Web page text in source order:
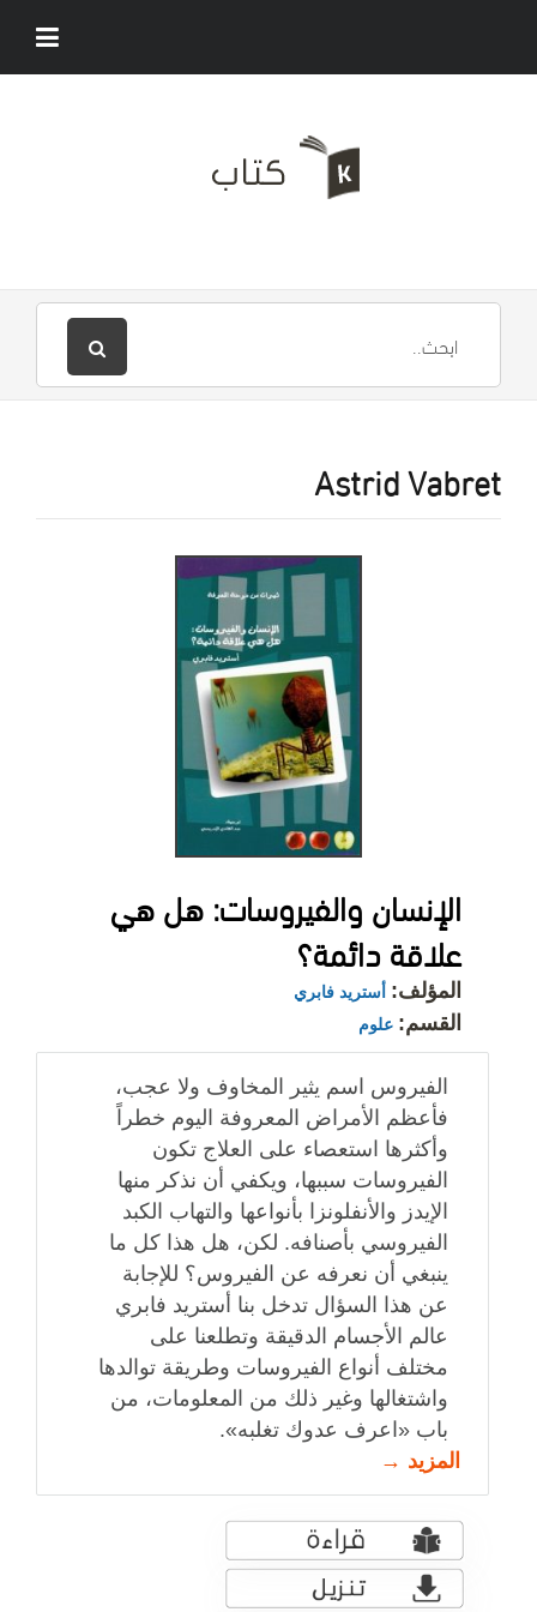
Astrid Vabret
الإنسان والفيروسات: هل هي
علاقة دائمة؟
المؤلف: أستريد فابري
القسم: علوم
الفيروس اسم يثير المخاوف ولا عجب،
فأعظم الأمراض المعروفة اليوم خطراً
وأكثرها استعصاء على العلاج تكون
الفيروسات سببها، ويكفي أن نذكر منها
الإيدز والأنفلونزا بأنواعها والتهاب الكبد
الفيروسي بأصنافه. لكن، هل هذا كل ما
ينبغي أن نعرفه عن الفيروس؟ للإجابة
عن هذا السؤال تدخل بنا أستريد فابري
عالم الأجسام الدقيقة وتطلعنا على
مختلف أنواع الفيروسات وطريقة توالدها
واشتغالها وغير ذلك من المعلومات، من
باب «اعرف عدوك تغلبه».
المزيد →